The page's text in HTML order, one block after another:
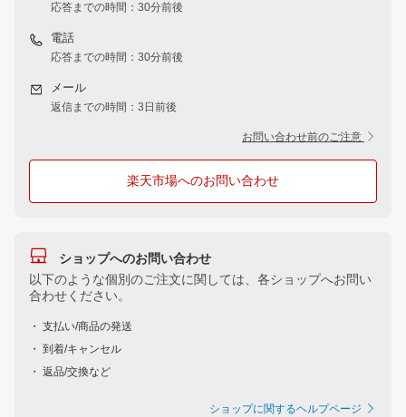
応答までの時間：30分前後
電話
応答までの時間：30分前後
メール
返信までの時間：3日前後
お問い合わせ前のご注意
楽天市場へのお問い合わせ
ショップへのお問い合わせ
以下のような個別のご注文に関しては、各ショップへお問い
合わせください。
・ 支払い/商品の発送
・ 到着/キャンセル
・ 返品/交換など
ショップに関するヘルプページ